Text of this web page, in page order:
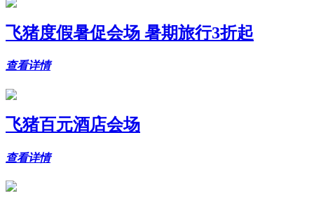
飞猪度假暑促会场 暑期旅行3折起
查看详情
飞猪百元酒店会场
查看详情